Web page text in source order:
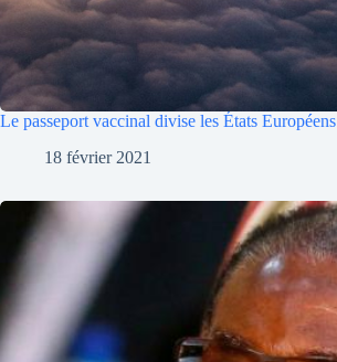
Le passeport vaccinal divise les États Européens
18 février 2021